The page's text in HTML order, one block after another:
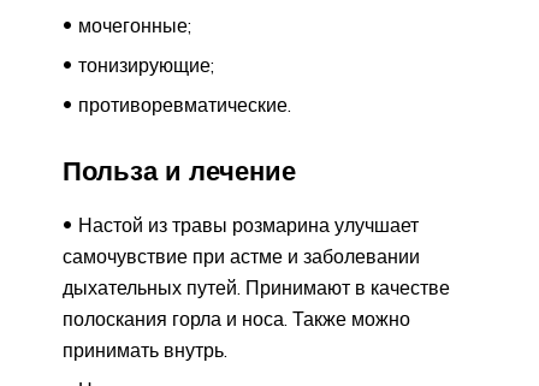
мочегонные;
тонизирующие;
противоревматические.
Польза и лечение
Настой из травы розмарина улучшает
самочувствие при астме и заболевании
дыхательных путей. Принимают в качестве
полоскания горла и носа. Также можно
принимать внутрь.